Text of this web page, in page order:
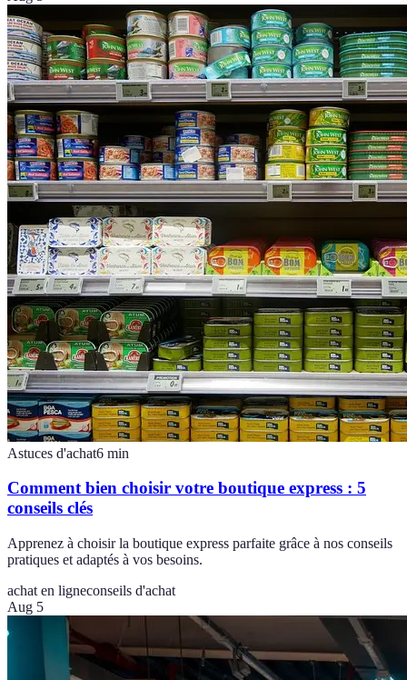
Astuces d'achat6 min
Comment bien choisir votre boutique express : 5
conseils clés
Apprenez à choisir la boutique express parfaite grâce à nos conseils
pratiques et adaptés à vos besoins.
achat en ligneconseils d'achat
Aug 5